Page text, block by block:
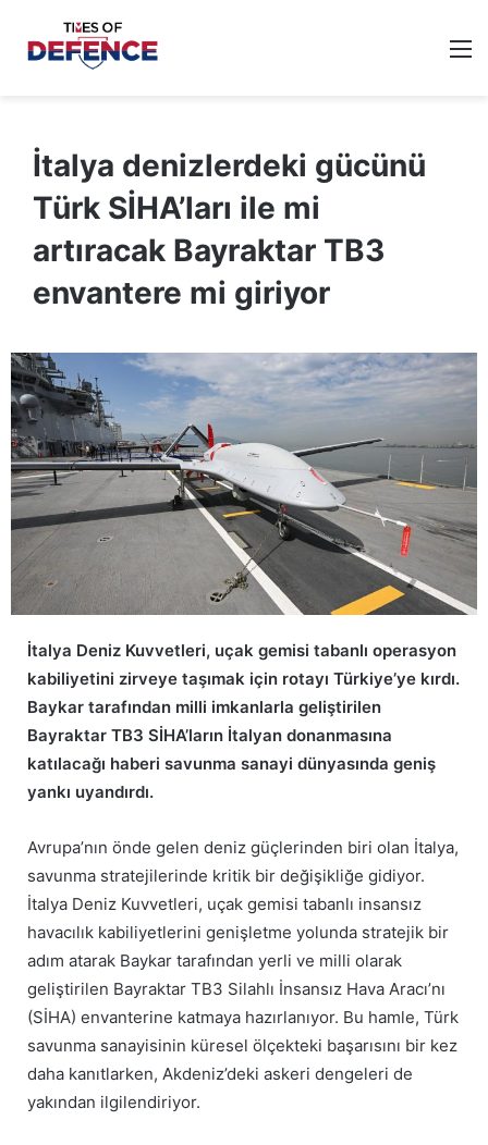
İtalya denizlerdeki gücünü
Türk SİHA’ları ile mi
artıracak Bayraktar TB3
envantere mi giriyor
İtalya Deniz Kuvvetleri, uçak gemisi tabanlı operasyon
kabiliyetini zirveye taşımak için rotayı Türkiye’ye kırdı.
Baykar tarafından milli imkanlarla geliştirilen
Bayraktar TB3 SİHA’ların İtalyan donanmasına
katılacağı haberi savunma sanayi dünyasında geniş
yankı uyandırdı.
Avrupa’nın önde gelen deniz güçlerinden biri olan İtalya,
savunma stratejilerinde kritik bir değişikliğe gidiyor.
İtalya Deniz Kuvvetleri, uçak gemisi tabanlı insansız
havacılık kabiliyetlerini genişletme yolunda stratejik bir
adım atarak Baykar tarafından yerli ve milli olarak
geliştirilen Bayraktar TB3 Silahlı İnsansız Hava Aracı’nı
(SİHA) envanterine katmaya hazırlanıyor. Bu hamle, Türk
savunma sanayisinin küresel ölçekteki başarısını bir kez
daha kanıtlarken, Akdeniz’deki askeri dengeleri de
yakından ilgilendiriyor.